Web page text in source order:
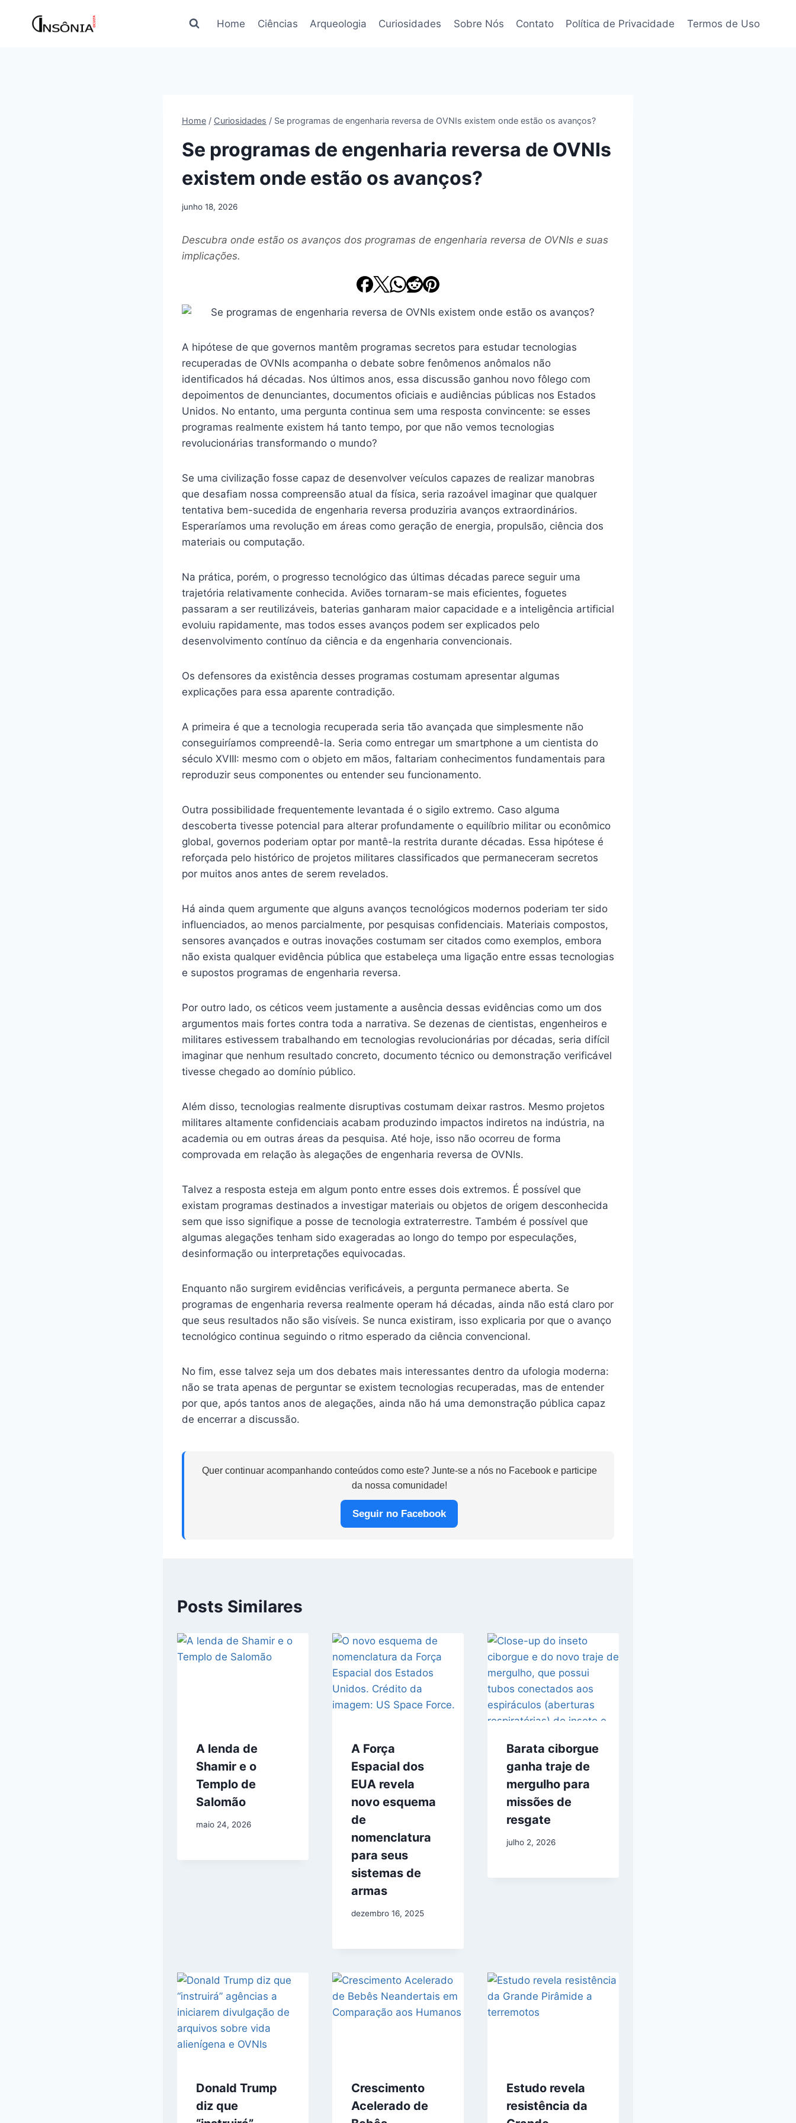
Home Ciências Arqueologia Curiosidades Sobre Nós Contato Política de Privacidade Termos de Uso
Home / Curiosidades / Se programas de engenharia reversa de OVNIs existem onde estão os avanços?
Se programas de engenharia reversa de OVNIs
existem onde estão os avanços?
junho 18, 2026
Descubra onde estão os avanços dos programas de engenharia reversa de OVNIs e suas
implicações.
A hipótese de que governos mantêm programas secretos para estudar tecnologias
recuperadas de OVNIs acompanha o debate sobre fenômenos anômalos não
identificados há décadas. Nos últimos anos, essa discussão ganhou novo fôlego com
depoimentos de denunciantes, documentos oficiais e audiências públicas nos Estados
Unidos. No entanto, uma pergunta continua sem uma resposta convincente: se esses
programas realmente existem há tanto tempo, por que não vemos tecnologias
revolucionárias transformando o mundo?
Se uma civilização fosse capaz de desenvolver veículos capazes de realizar manobras
que desafiam nossa compreensão atual da física, seria razoável imaginar que qualquer
tentativa bem-sucedida de engenharia reversa produziria avanços extraordinários.
Esperaríamos uma revolução em áreas como geração de energia, propulsão, ciência dos
materiais ou computação.
Na prática, porém, o progresso tecnológico das últimas décadas parece seguir uma
trajetória relativamente conhecida. Aviões tornaram-se mais eficientes, foguetes
passaram a ser reutilizáveis, baterias ganharam maior capacidade e a inteligência artificial
evoluiu rapidamente, mas todos esses avanços podem ser explicados pelo
desenvolvimento contínuo da ciência e da engenharia convencionais.
Os defensores da existência desses programas costumam apresentar algumas
explicações para essa aparente contradição.
A primeira é que a tecnologia recuperada seria tão avançada que simplesmente não
conseguiríamos compreendê-la. Seria como entregar um smartphone a um cientista do
século XVIII: mesmo com o objeto em mãos, faltariam conhecimentos fundamentais para
reproduzir seus componentes ou entender seu funcionamento.
Outra possibilidade frequentemente levantada é o sigilo extremo. Caso alguma
descoberta tivesse potencial para alterar profundamente o equilíbrio militar ou econômico
global, governos poderiam optar por mantê-la restrita durante décadas. Essa hipótese é
reforçada pelo histórico de projetos militares classificados que permaneceram secretos
por muitos anos antes de serem revelados.
Há ainda quem argumente que alguns avanços tecnológicos modernos poderiam ter sido
influenciados, ao menos parcialmente, por pesquisas confidenciais. Materiais compostos,
sensores avançados e outras inovações costumam ser citados como exemplos, embora
não exista qualquer evidência pública que estabeleça uma ligação entre essas tecnologias
e supostos programas de engenharia reversa.
Por outro lado, os céticos veem justamente a ausência dessas evidências como um dos
argumentos mais fortes contra toda a narrativa. Se dezenas de cientistas, engenheiros e
militares estivessem trabalhando em tecnologias revolucionárias por décadas, seria difícil
imaginar que nenhum resultado concreto, documento técnico ou demonstração verificável
tivesse chegado ao domínio público.
Além disso, tecnologias realmente disruptivas costumam deixar rastros. Mesmo projetos
militares altamente confidenciais acabam produzindo impactos indiretos na indústria, na
academia ou em outras áreas da pesquisa. Até hoje, isso não ocorreu de forma
comprovada em relação às alegações de engenharia reversa de OVNIs.
Talvez a resposta esteja em algum ponto entre esses dois extremos. É possível que
existam programas destinados a investigar materiais ou objetos de origem desconhecida
sem que isso signifique a posse de tecnologia extraterrestre. Também é possível que
algumas alegações tenham sido exageradas ao longo do tempo por especulações,
desinformação ou interpretações equivocadas.
Enquanto não surgirem evidências verificáveis, a pergunta permanece aberta. Se
programas de engenharia reversa realmente operam há décadas, ainda não está claro por
que seus resultados não são visíveis. Se nunca existiram, isso explicaria por que o avanço
tecnológico continua seguindo o ritmo esperado da ciência convencional.
No fim, esse talvez seja um dos debates mais interessantes dentro da ufologia moderna:
não se trata apenas de perguntar se existem tecnologias recuperadas, mas de entender
por que, após tantos anos de alegações, ainda não há uma demonstração pública capaz
de encerrar a discussão.
Quer continuar acompanhando conteúdos como este? Junte-se a nós no Facebook e participe
da nossa comunidade!
Seguir no Facebook
Posts Similares
A lenda de
Shamir e o
Templo de
Salomão
maio 24, 2026
A Força
Espacial dos
EUA revela
novo esquema
de
nomenclatura
para seus
sistemas de
armas
dezembro 16, 2025
Barata ciborgue
ganha traje de
mergulho para
missões de
resgate
julho 2, 2026
Donald Trump
diz que
Crescimento
Acelerado de
Estudo revela
resistência da